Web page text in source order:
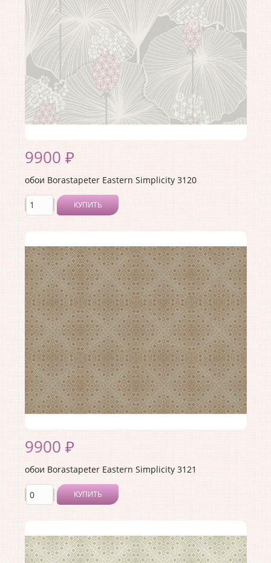
Материал основы:Флизелин
Раппорт:<>
9900 ₽
обои Borastapeter Eastern Simplicity 3120
КУПИТЬ
Производитель:Borastapeter
Коллекция:
Eastern Simplicity
Длина рулона:10.05
Ширина рулона:0.53
Материал покрытия:Без покрытия
Страна:Швеция
Материал основы:Флизелин
Раппорт:<>
9900 ₽
обои Borastapeter Eastern Simplicity 3121
КУПИТЬ
Производитель:Borastapeter
Коллекция:
Eastern Simplicity
Длина рулона:10.05
Ширина рулона:0.53